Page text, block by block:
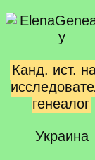
Канд. ист.
генеалог
Украина